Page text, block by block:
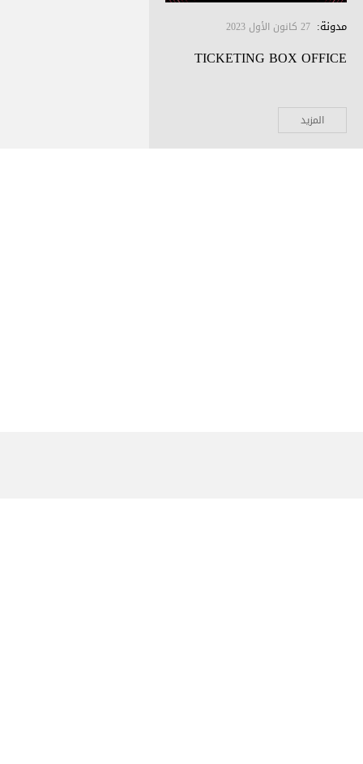
مدونة: 27 كانون الأول 2023
TICKETING BOX OFFICE
المزيد